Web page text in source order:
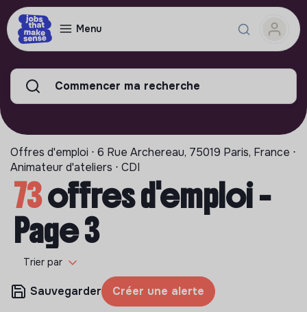
Menu
Commencer ma recherche
Offres d'emploi ⋅ 6 Rue Archereau, 75019 Paris, France ⋅
Animateur d'ateliers ⋅ CDI
73offres d'emploi -
Page 3
Trier par
Sauvegarder Créer une alerte